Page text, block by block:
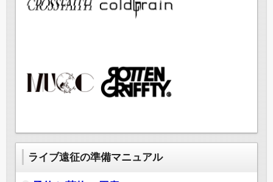
ライブ遠征の準備マニュアル